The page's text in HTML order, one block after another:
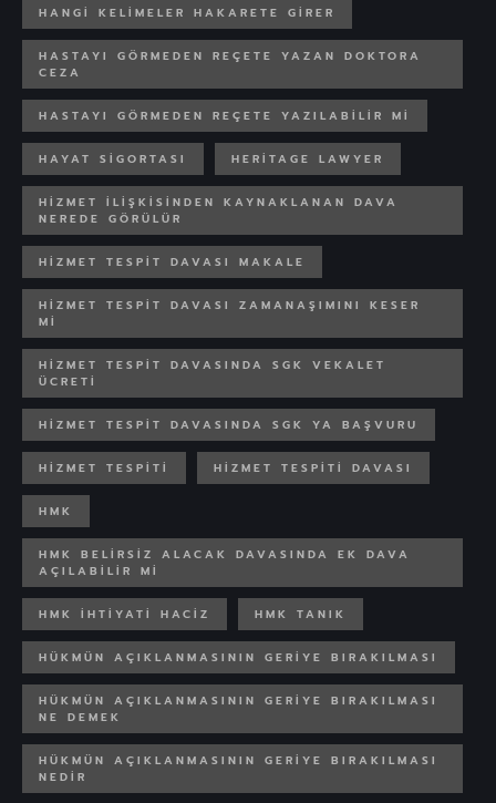
HANGI KELIMELER HAKARETE GIRER
HASTAYI GÖRMEDEN REÇETE YAZAN DOKTORA
CEZA
HASTAYI GÖRMEDEN REÇETE YAZILABILIR MI
HAYAT SIGORTASI HERITAGE LAWYER
HIZMET ILIŞKISINDEN KAYNAKLANAN DAVA
NEREDE GÖRÜLÜR
HIZMET TESPIT DAVASI MAKALE
HIZMET TESPIT DAVASI ZAMANAŞIMINI KESER
MI
HIZMET TESPIT DAVASINDA SGK VEKALET
ÜCRETI
HIZMET TESPIT DAVASINDA SGK YA BAŞVURU
HIZMET TESPITI HIZMET TESPITI DAVASI
HMK
HMK BELIRSIZ ALACAK DAVASINDA EK DAVA
AÇILABILIR MI
HMK IHTIYATI HACIZ HMK TANIK
HÜKMÜN AÇIKLANMASININ GERIYE BIRAKILMASI
HÜKMÜN AÇIKLANMASININ GERIYE BIRAKILMASI
NE DEMEK
HÜKMÜN AÇIKLANMASININ GERIYE BIRAKILMASI
NEDIR